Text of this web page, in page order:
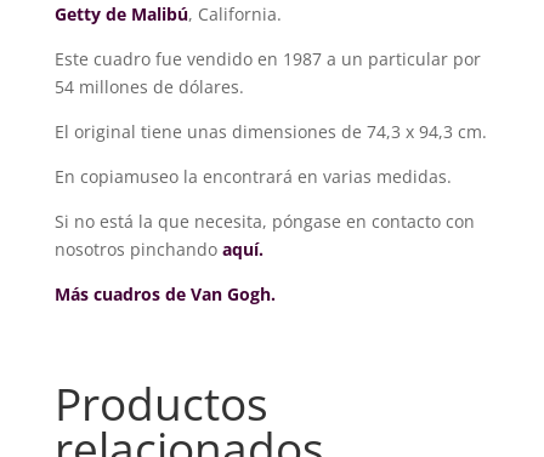
Gettyde Malibú, California.
Este cuadro fue vendido en 1987 a un particular por
54 millones de dólares.
El original tiene unas dimensiones de 74,3 x 94,3 cm.
En copiamuseo la encontrará en varias medidas.
Si no está la que necesita, póngase en contacto con
nosotros pinchando aquí.
Más cuadros de Van Gogh.
Productos